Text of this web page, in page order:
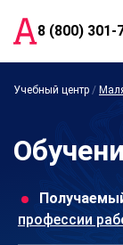
8 (800) 301-
Учебный центр /
профессии